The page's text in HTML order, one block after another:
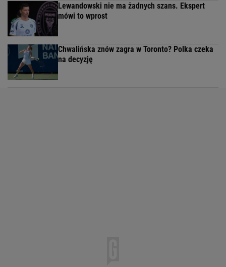
Lewandowski nie ma żadnych szans. Ekspert
mówi to wprost
Chwalińska znów zagra w Toronto? Polka czeka
na decyzję